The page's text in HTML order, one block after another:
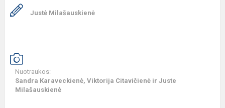
Justė Milašauskienė
Nuotraukos:
Sandra Karaveckienė, Viktorija Citavičienė ir Juste
Milašauskienė